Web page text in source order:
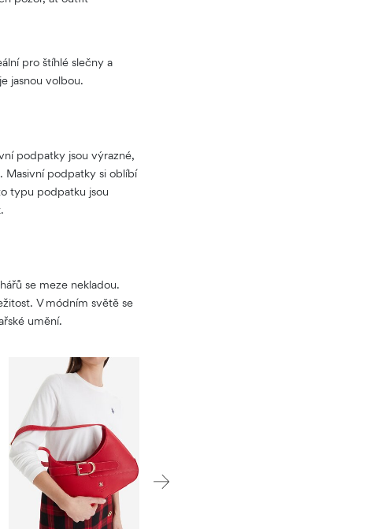
pro štíhlé slečny a
jasnou volbou.
podpatky jsou výrazné,
Masivní podpatky si oblíbí
typu podpatku jsou
se meze nekladou.
V módním světě se
umění.